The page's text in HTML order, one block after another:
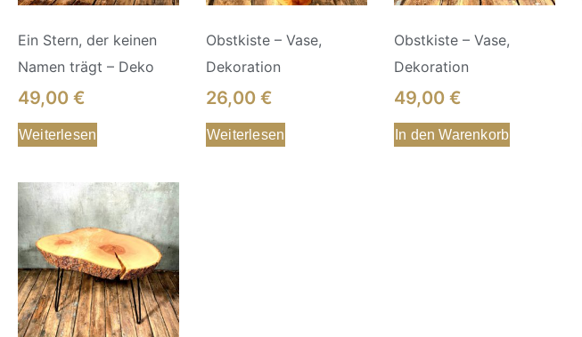
Ein Stern, der keinen
Namen trägt – Deko
49,00€
Weiterlesen
Obstkiste – Vase,
Dekoration
26,00€
Weiterlesen
Obstkiste – Vase,
Dekoration
49,00€
In den Warenkorb